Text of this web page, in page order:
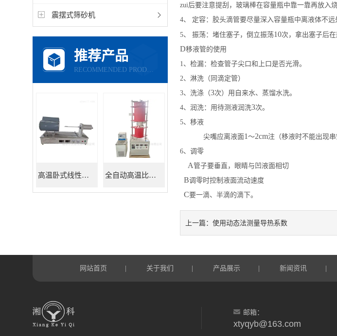
震摆式筛砂机
推荐产品
RECOMMENDED PRODUCTS
高温卧式线性热膨胀系数测定仪 全自动高温比热容测试仪
zui后要注意提刮，玻璃棒在容量瓶中靠一靠再放入
4、 定容：胶头滴管要尽量深入容量瓶中离液体不远
5、 振荡：堵住塞子，倒立振荡10次，拿出塞子后
D移液管的使用
1 、 检漏：检查管子尖口和上口是否光滑。
2、 淋洗（同滴定管）
3、 洗涤（3次）用自来水、蒸馏水洗。
4、 润洗：用待测液润洗3次。
5、 移液
尖嘴应离液面1 ～2cm注（移液时不能出现
6、 调零
A管子要垂直，眼睛与凹液面相切
B调零时控制液面流动速度
C要一滴、半滴的滴下。
上一篇： 使用动态法测量导热系数
网站首页 关于我们 产品展示 新闻资讯
邮箱：
xtyqyb@163.com